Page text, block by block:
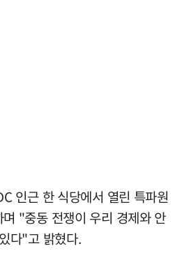
인근 한 식당에서 열린 특파원
"중동 전쟁이 우리 경제와 안
다"고 밝혔다.